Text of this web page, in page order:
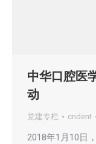
中华口腔医
动
党建专栏 cndent
2018年1月10日